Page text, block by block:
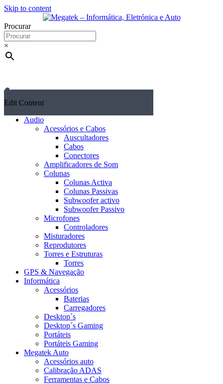
Skip to content
Procurar
×
Edit Content
Audio
Acessórios e Cabos
Auscultadores
Cabos
Conectores
Amplificadores de Som
Colunas
Colunas Activa
Colunas Passivas
Subwoofer activo
Subwoofer Passivo
Microfones
Controladores
Misturadores
Reprodutores
Torres e Estruturas
Torres
GPS & Navegação
Informática
Acessórios
Baterias
Carregadores
Desktop´s
Desktop´s Gaming
Portáteis
Portáteis Gaming
Megatek Auto
Acessórios auto
Calibração ADAS
Ferramentas e Cabos